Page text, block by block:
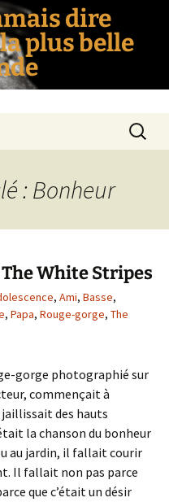
dire
plus belle
: Bonheur
White Stripes
, Ami, Basse,
, Papa, Rouge-gorge, The
gorge photographié sur
commençait à
des hauts
la chanson du bonheur
au jardin, il fallait courir
Il fallait non pas parce
que c’était un désir